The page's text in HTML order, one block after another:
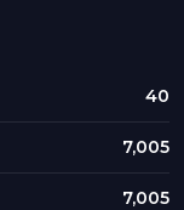
40
7,005
7,005